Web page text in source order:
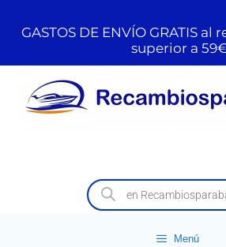
GASTOS DE ENVÍO GRATIS
superior a
Menú